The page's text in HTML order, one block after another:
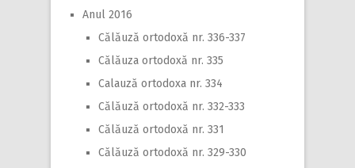
Anul 2016
Călăuză ortodoxă nr. 336-337
Călăuza ortodoxă nr. 335
Calauză ortodoxa nr. 334
Călăuză ortodoxă nr. 332-333
Călăuză ortodoxă nr. 331
Călăuză ortodoxă nr. 329-330